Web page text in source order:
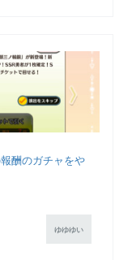
酬のガチャをや
ゆゆゆい